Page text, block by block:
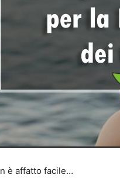
è affatto facile…